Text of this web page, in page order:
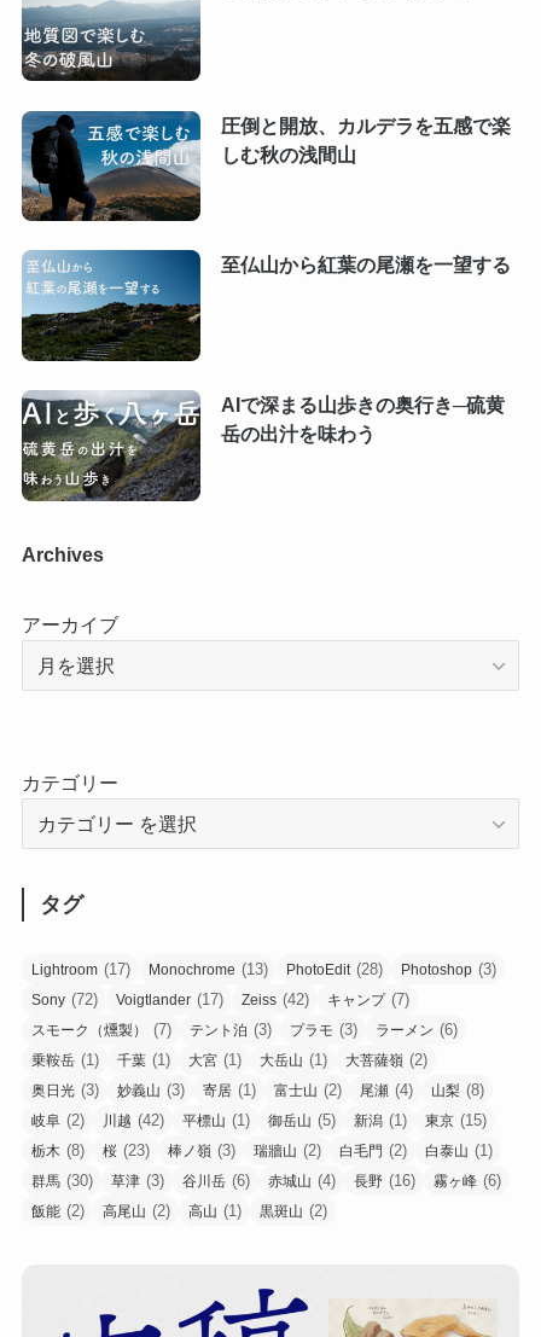
圧倒と開放、カルデラを五感で楽
しむ秋の浅間山
至仏山から紅葉の尾瀬を一望する
AIで深まる山歩きの奥行き─硫黄
岳の出汁を味わう
Archives
アーカイブ
カテゴリー
タグ
Lightroom (17) Monochrome (13) PhotoEdit(28) Photoshop (3)
Sony (72) Voigtlander (17) Zeiss (42) キャンプ(7)
スモーク（燻製） (7) テント泊 (3) プラモ (3) ラーメン (6)
乗鞍岳 (1) 千葉 (1) 大宮 (1) 大岳山 (1) 大菩薩嶺 (2)
奥日光 (3) 妙義山 (3) 寄居 (1) 富士山 (2) 尾瀬 (4) 山梨 (8)
岐阜 (2) 川越 (42) 平標山 (1) 御岳山 (5) 新潟 (1) 東京 (15)
栃木 (8) 桜 (23) 棒ノ嶺 (3) 瑞牆山 (2) 白毛門 (2) 白泰山 (1)
群馬 (30) 草津 (3) 谷川岳 (6) 赤城山 (4) 長野 (16) 霧ヶ峰 (6)
飯能 (2) 高尾山 (2) 高山 (1) 黒斑山 (2)